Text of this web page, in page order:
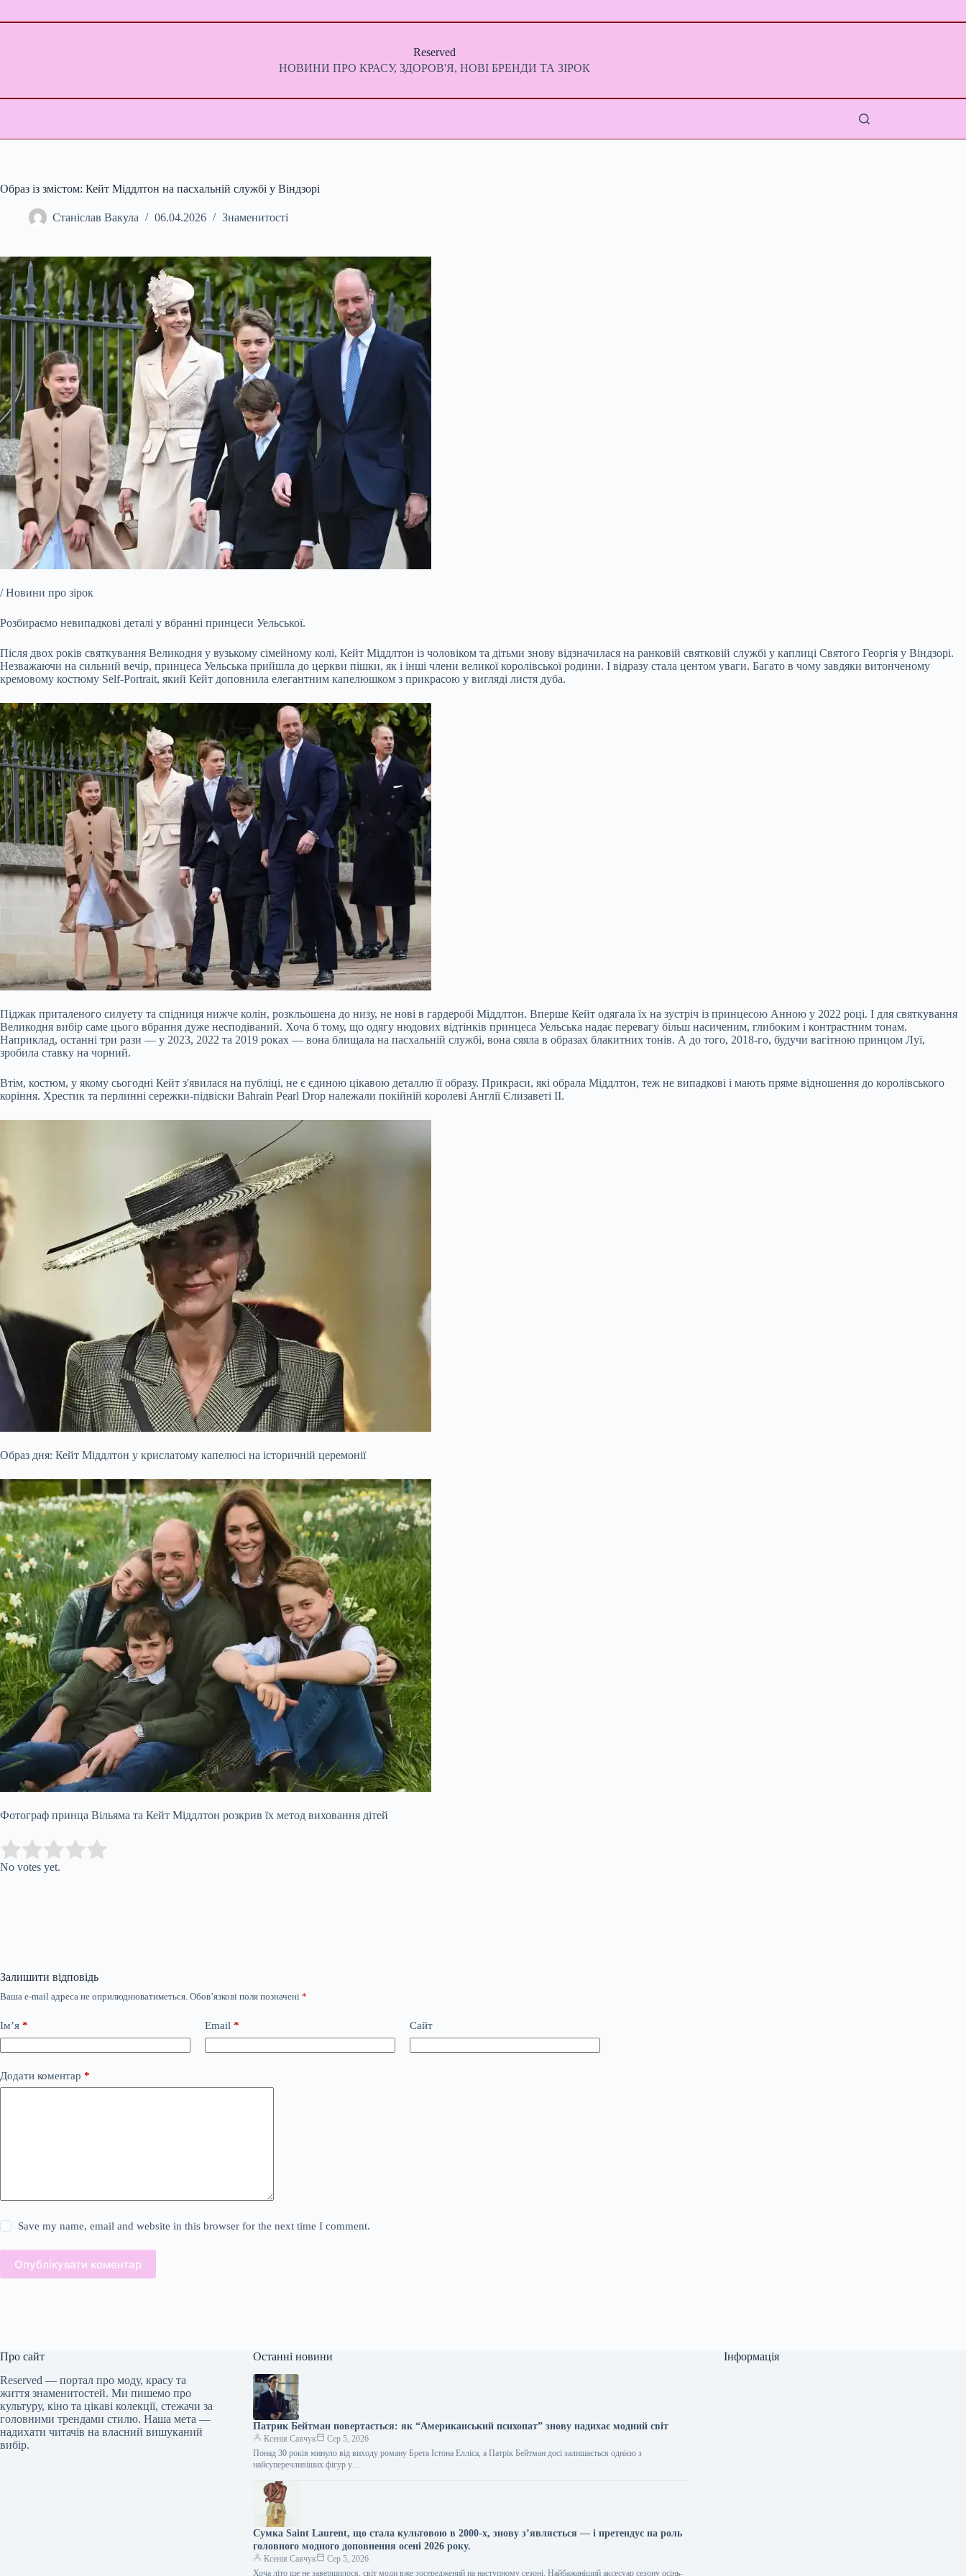
Reserved
НОВИНИ ПРО КРАСУ, ЗДОРОВ'Я, НОВІ БРЕНДИ ТА ЗІРОК
Образ із змістом: Кейт Міддлтон на пасхальній службі у Віндзорі
Станіслав Вакула 06.04.2026 Знаменитості
/ Новини про зірок
Розбираємо невипадкові деталі у вбранні принцеси Уельської.
Після двох років святкування Великодня у вузькому сімейному колі, Кейт Міддлтон із чоловіком та дітьми знову відзначилася на ранковій святковій службі у каплиці Святого Георгія у Віндзорі.
Незважаючи на сильний вечір, принцеса Уельська прийшла до церкви пішки, як і інші члени великої королівської родини. І відразу стала центом уваги. Багато в чому завдяки витонченому
кремовому костюму Self-Portrait, який Кейт доповнила елегантним капелюшком з прикрасою у вигляді листя дуба.
Піджак приталеного силуету та спідниця нижче колін, розкльошена до низу, не нові в гардеробі Міддлтон. Вперше Кейт одягала їх на зустріч із принцесою Анною у 2022 році. І для святкування
Великодня вибір саме цього вбрання дуже несподіваний. Хоча б тому, що одягу нюдових відтінків принцеса Уельська надає перевагу більш насиченим, глибоким і контрастним тонам.
Наприклад, останні три рази — у 2023, 2022 та 2019 роках — вона блищала на пасхальній службі, вона сяяла в образах блакитних тонів. А до того, 2018-го, будучи вагітною принцом Луї,
зробила ставку на чорний.
Втім, костюм, у якому сьогодні Кейт з'явилася на публіці, не є єдиною цікавою деталлю її образу. Прикраси, які обрала Міддлтон, теж не випадкові і мають пряме відношення до королівського
коріння. Хрестик та перлинні сережки-підвіски Bahrain Pearl Drop належали покійній королеві Англії Єлизаветі II.
Образ дня: Кейт Міддлтон у крислатому капелюсі на історичній церемонії
Фотограф принца Вільяма та Кейт Міддлтон розкрив їх метод виховання дітей
Rate this item:
No votes yet.
Залишити відповідь
Ваша e-mail адреса не оприлюднюватиметься. Обов’язкові поля позначені *
Ім’я * Email * Сайт
Додати коментар *
Save my name, email and website in this browser for the next time I comment.
Опублікувати коментар
Про сайт
Reserved — портал про моду, красу та
життя знаменитостей. Ми пишемо про
культуру, кіно та цікаві колекції, стежачи за
головними трендами стилю. Наша мета —
надихати читачів на власний вишуканий
вибір.
Останні новини
Патрик Бейтман повертається: як “Американський психопат” знову надихає модний світ
Ксенія Савчук
Сер 5, 2026
Понад 30 років минуло від виходу роману Брета Істона Елліса, а Патрік Бейтман досі залишається однією з
найсуперечливіших фігур у…
Сумка Saint Laurent, що стала культовою в 2000-х, знову з’являється — і претендує на роль
головного модного доповнення осені 2026 року.
Ксенія Савчук
Сер 5, 2026
Хоча літо ще не завершилося, світ моди вже зосереджений на наступному сезоні. Найбажаніший аксесуар сезону осінь-
Інформація